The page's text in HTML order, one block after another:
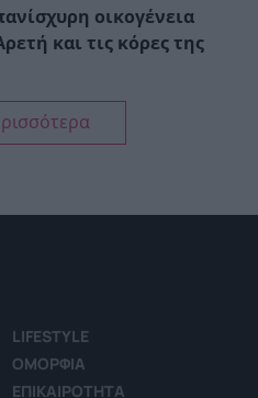
οικογένεια
και τις κόρες της
LIFESTYLE
ΟΜΟΡΦΙΑ
ΕΠΙΚΑΙΡΟΤΗΤΑ